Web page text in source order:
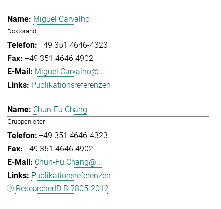
Miguel Carvalho
Doktorand
+49 351 4646-4323
+49 351 4646-4902
Miguel.Carvalho@...
Publikationsreferenzen
Chun-Fu Chang
Gruppenleiter
+49 351 4646-4323
+49 351 4646-4902
Chun-Fu.Chang@...
Publikationsreferenzen
ResearcherID B-7805-2012